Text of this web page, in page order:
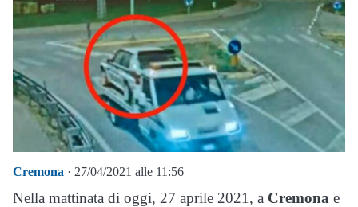
Cremona · 27/04/2021 alle 11:56
Nella mattinata di oggi, 27 aprile 2021, a Cremona e